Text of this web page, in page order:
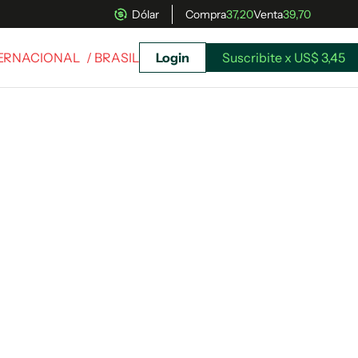
Dólar Compra37,20Venta39,70
/ BRASIL Login Suscribite x US$ 3,45